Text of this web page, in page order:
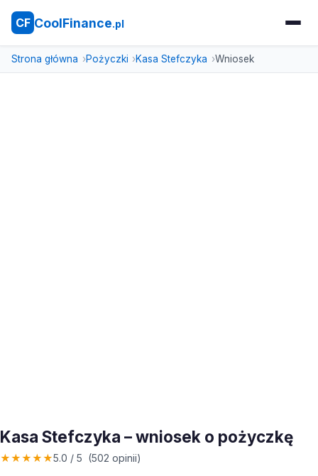
CF CoolFinance.pl
Strona główna Pożyczki Kasa Stefczyka Wniosek
Kasa Stefczyka – wniosek o pożyczkę
★★★★★5.0 / 5 (502 opinii)